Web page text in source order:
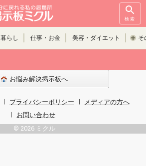
検索
暮らし 仕事・お金 美容・ダイエット そ
お悩み解決掲示板へ
プライバシーポリシー
メディアの方へ
お問い合わせ
© 2026 ミクル